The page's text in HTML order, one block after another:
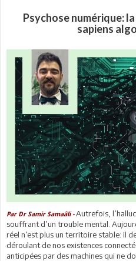
Psychose numérique: la
sapiens
Par Dr Samir Samaâli -Autrefois,
souffrant d’un trouble mental.
réel n’est plus un territoire stable: il
déroulant de nos existences
anticipées par des machines qui ne